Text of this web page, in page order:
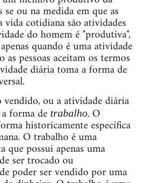
se ou na medida em que as
vida cotidiana são atividades
do homem é "produtiva",
quando é uma atividade
as pessoas aceitam os termos
diária toma a forma de
ou a atividade diária
forma de trabalho. O
historicamente específica
O trabalho é uma
que possui apenas uma
ser trocado ou
poder ser vendido por uma